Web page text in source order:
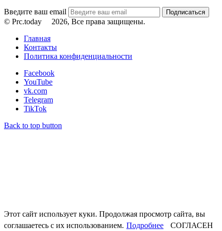
Введите ваш email
© Prc.today
2026, Все права защищены.
Главная
Контакты
Политика конфиденциальности
Facebook
YouTube
vk.com
Telegram
TikTok
Back to top button
Этот сайт использует куки. Продолжая просмотр сайта, вы
соглашаетесь с их использованием. Подробнее СОГЛАСЕН